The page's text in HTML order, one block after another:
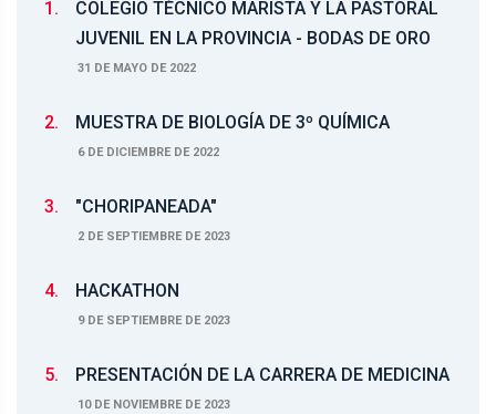
1.
COLEGIO TÉCNICO MARISTA Y LA PASTORAL
JUVENIL EN LA PROVINCIA - BODAS DE ORO
31 DE MAYO DE 2022
2. MUESTRA DE BIOLOGÍA DE 3º QUÍMICA
6 DE DICIEMBRE DE 2022
3. "CHORIPANEADA"
2 DE SEPTIEMBRE DE 2023
4. HACKATHON
9 DE SEPTIEMBRE DE 2023
5. PRESENTACIÓN DE LA CARRERA DE MEDICINA
10 DE NOVIEMBRE DE 2023